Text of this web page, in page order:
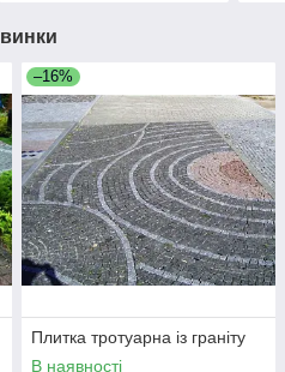
–16%
Плитка тротуарна із граніту
В наявності